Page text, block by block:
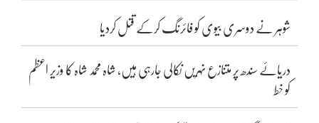
شوہر نے دوسری بیوی کو فائرنگ کرکے قتل کردیا
دریائے سندھ پر متنازع نہریں نکالی جارہی ہیں، شاہ محمد شاہ کا وزیر اعظم
کو خط